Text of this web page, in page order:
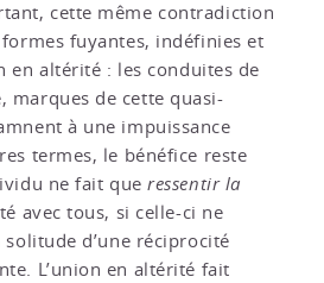
cette même contradiction
fuyantes, indéfinies et
en altérité : les conduites de
marques de cette quasi-
à une impuissance
termes, le bénéfice reste
ne fait queressentir la
avec tous, si celle-ci ne
solitude d’une réciprocité
L’union en altérité fait